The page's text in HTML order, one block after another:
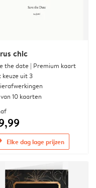
chic
the date | Premium kaart
keuze uit 3
10 kaarten
Elke dag lage prijzen